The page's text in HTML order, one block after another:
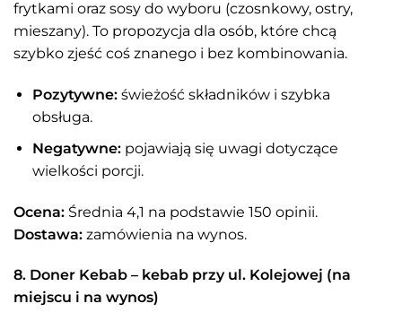
frytkami oraz sosy do wyboru (czosnkowy, ostry,
mieszany). To propozycja dla osób, które chcą
szybko zjeść coś znanego i bez kombinowania.
Pozytywne:świeżość składników i szybka
obsługa.
Negatywne:pojawiają się uwagi dotyczące
wielkości porcji.
Ocena: Średnia 4,1 na podstawie 150 opinii.
Dostawa: zamówienia na wynos.
8. Doner Kebab – kebab przy ul. Kolejowej (na
miejscu i na wynos)